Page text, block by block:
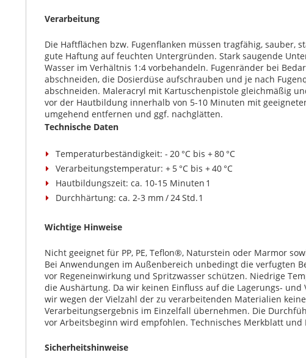
Verarbeitung
Die Haftflächen bzw. Fugenflanken müssen tragfähig, sauber,
gute Haftung auf feuchten Untergründen. Stark saugende
Wasser im Verhältnis 1:4 vorbehandeln. Fugenränder bei
abschneiden, die Dosierdüse aufschrauben und je nach
abschneiden. Maleracryl mit Kartuschenpistole gleichmäßig
vor der Hautbildung innerhalb von 5-10 Minuten mit
umgehend entfernen und ggf. nachglätten.
Technische Daten
Temperaturbeständigkeit: - 20 °C bis + 80 °C
Verarbeitungstemperatur: + 5 °C bis + 40 °C
Hautbildungszeit: ca. 10-15 Minuten 1
Durchhärtung: ca. 2-3 mm / 24 Std. 1
Wichtige Hinweise
Nicht geeignet für PP, PE, Teflon®, Naturstein oder Marmor
Bei Anwendungen im Außenbereich unbedingt die verfugten
vor Regeneinwirkung und Spritzwasser schützen. Niedrige
die Aushärtung. Da wir keinen Einfluss auf die Lagerungs-
wir wegen der Vielzahl der zu verarbeitenden Materialien
Verarbeitungsergebnis im Einzelfall übernehmen. Die
vor Arbeitsbeginn wird empfohlen. Technisches Merkblatt
Sicherheitshinweise